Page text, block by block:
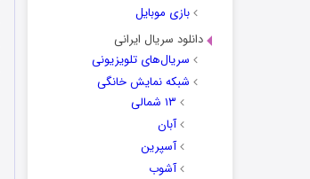
بازی موبایل
دانلود سریال ایرانی
سریال‌های تلویزیونی
شبکه نمایش خانگی
۱۳ شمالی
آبان
آسپرین
آشوب